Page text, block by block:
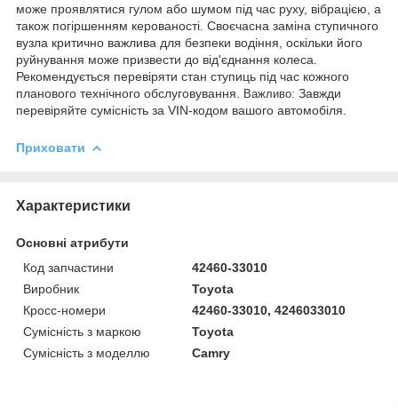
може проявлятися гулом або шумом під час руху, вібрацією, а
також погіршенням керованості. Своєчасна заміна ступичного
вузла критично важлива для безпеки водіння, оскільки його
руйнування може призвести до від'єднання колеса.
Рекомендується перевіряти стан ступиць під час кожного
планового технічного обслуговування.
Важливо: Завжди
перевіряйте сумісність за VIN-кодом вашого автомобіля.
Приховати
Характеристики
Основні атрибути
Код запчастини
42460-33010
Виробник
Toyota
Кросс-номери
42460-33010, 4246033010
Сумісність з маркою
Toyota
Сумісність з моделлю
Camry